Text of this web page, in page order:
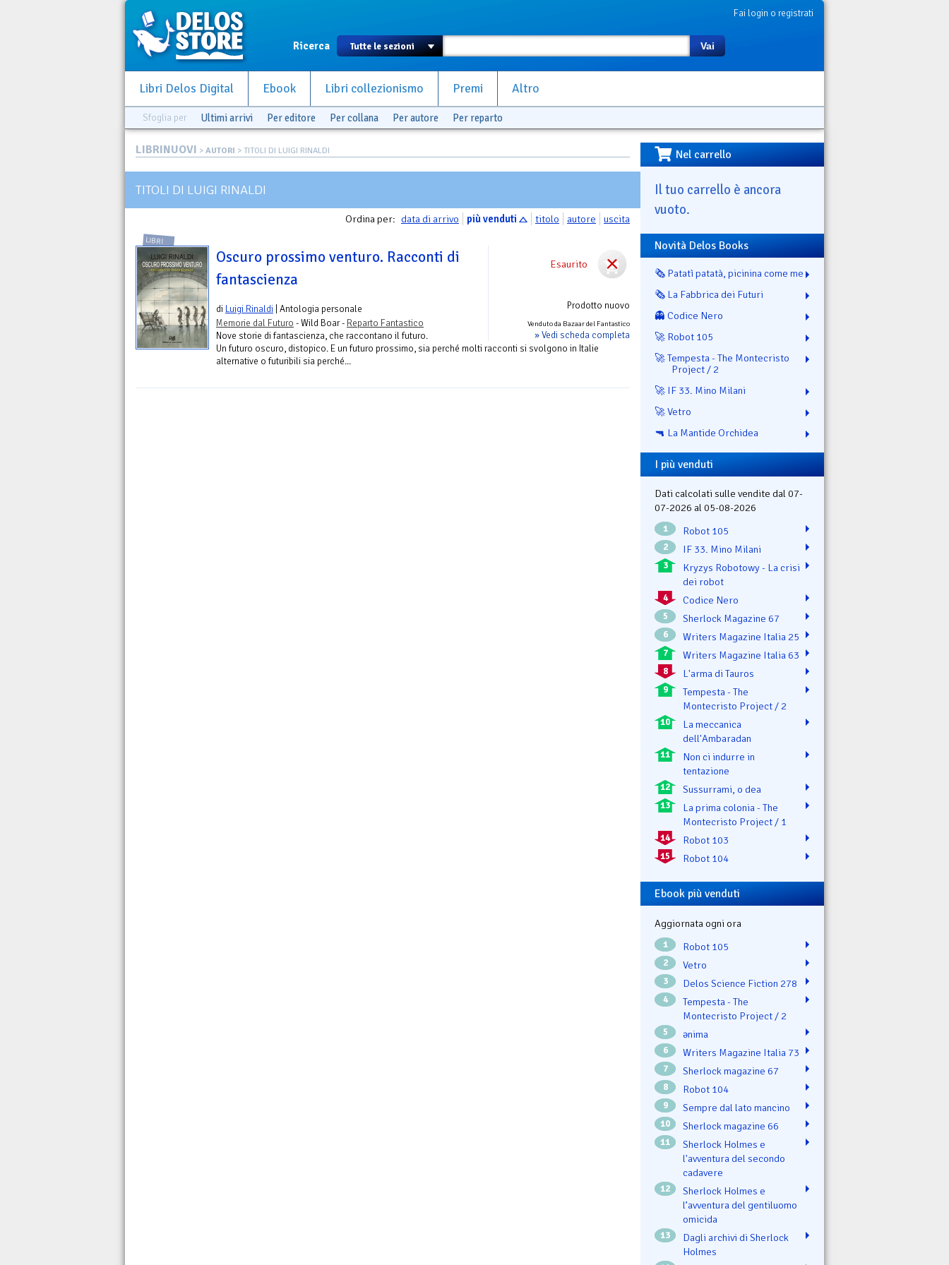
Fai login o registrati
Ricerca Vai
Libri Delos Digital Ebook Libri collezionismo Premi Altro
Sfoglia per Ultimi arrivi Per editore Per collana Per autore Per reparto
LIBRINUOVI > AUTORI > TITOLI DI LUIGI RINALDI
TITOLI DI LUIGI RINALDI
Ordina per: data di arrivo più venduti titolo autore uscita
Esaurito
Prodotto nuovo
Venduto da Bazaar del Fantastico
» Vedi scheda completa
LIBRI
Oscuro prossimo venturo. Racconti di
fantascienza
di Luigi Rinaldi | Antologia personale
Memorie dal Futuro - Wild Boar - Reparto Fantastico
Nove storie di fantascienza, che raccontano il futuro.
Un futuro oscuro, distopico. E un futuro prossimo, sia perché molti racconti si svolgono in Italie
alternative o futuribili sia perché...
Nel carrello
Il tuo carrello è ancora
vuoto.
Novità Delos Books
🗞️ Patatì patatà, picinina come me
🗞️ La Fabbrica dei Futuri
👻 Codice Nero
🚀 Robot 105
🚀 Tempesta - The Montecristo
Project / 2
🚀 IF 33. Mino Milani
🚀 Vetro
🔫 La Mantide Orchidea
I più venduti
Dati calcolati sulle vendite dal 07-
07-2026 al 05-08-2026
1 Robot 105
2 IF 33. Mino Milani
3
Kryzys Robotowy - La crisi
dei robot
4 Codice Nero
5 Sherlock Magazine 67
6 Writers Magazine Italia 25
7 Writers Magazine Italia 63
8 L'arma di Tauros
9
Tempesta - The
Montecristo Project / 2
10
La meccanica
dell'Ambaradan
11
Non ci indurre in
tentazione
12 Sussurrami, o dea
13
La prima colonia - The
Montecristo Project / 1
14 Robot 103
15 Robot 104
Ebook più venduti
Aggiornata ogni ora
1 Robot 105
2 Vetro
3 Delos Science Fiction 278
4
Tempesta - The
Montecristo Project / 2
5 ənima
6 Writers Magazine Italia 73
7 Sherlock magazine 67
8 Robot 104
9 Sempre dal lato mancino
10 Sherlock magazine 66
11
Sherlock Holmes e
l'avventura del secondo
cadavere
12
Sherlock Holmes e
l’avventura del gentiluomo
omicida
13
Dagli archivi di Sherlock
Holmes